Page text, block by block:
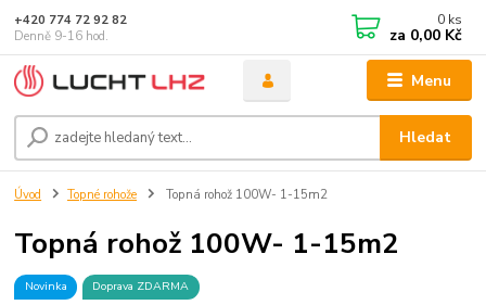
Menu
Hledat
+420 774 72 92 82
Denně 9-16 hod.
0 ks
za 0,00 Kč
Úvod Topné rohože Topná rohož 100W- 1-15m2
Topná rohož 100W- 1-15m2
Novinka Doprava ZDARMA